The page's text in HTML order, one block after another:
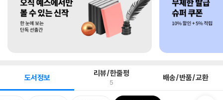
도서정보 리뷰/한줄평
5 배송/반품/교환